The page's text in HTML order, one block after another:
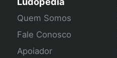
Quem Somos
Fale Conosco
Apoiador